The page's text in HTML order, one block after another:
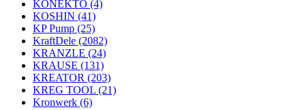
KONEKTO (4)
KOSHIN (41)
KP Pump (25)
KraftDele (2082)
KRANZLE (24)
KRAUSE (131)
KREATOR (203)
KREG TOOL (21)
Kronwerk (6)